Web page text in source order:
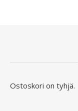
Ostoskori on tyhjä.